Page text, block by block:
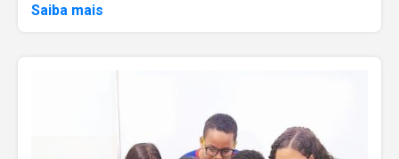
Saiba mais